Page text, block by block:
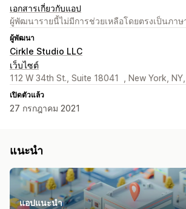
เอกสารเกี่ยวกับแอป
ผู้พัฒนารายนี้ไม่มีการช่วยเหลือโดยตรงเป็นภาษ
ผู้พัฒนา
Cirkle Studio LLC
เว็บไซต์
112 W 34th St., Suite 18041 , New York,
เปิดตัวแล้ว
27 กรกฎาคม 2021
แนะนำ
แอปแนะนำ